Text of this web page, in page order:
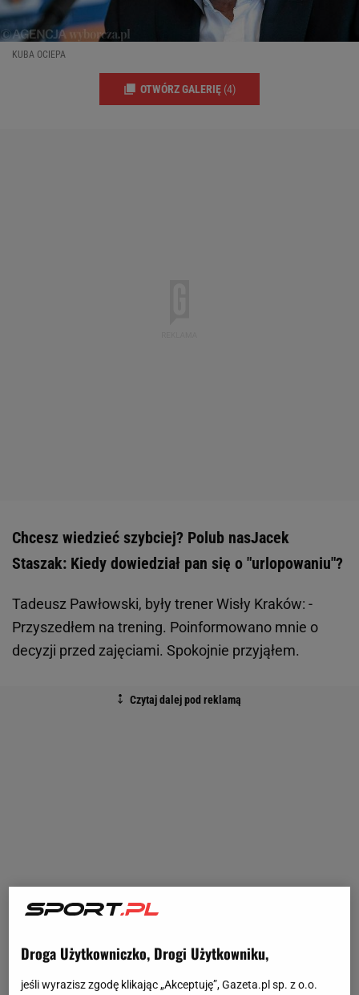
KUBA OCIEPA
OTWÓRZ GALERIĘ (4)
Chcesz wiedzieć szybciej? Polub nasJacek
Staszak: Kiedy dowiedział pan się o "urlopowaniu"?
Tadeusz Pawłowski, były trener Wisły Kraków: -
Przyszedłem na trening. Poinformowano mnie o
decyzji przed zajęciami. Spokojnie przyjąłem.
Droga Użytkowniczko, Drogi Użytkowniku,
jeśli wyrazisz zgodę klikając „Akceptuję”, Gazeta.pl sp. z o.o.